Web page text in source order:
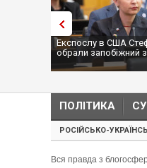
Експослу в США
обрали запобіжний
ПОЛІТИКА
РОСІЙСЬКО-
Вся правда з